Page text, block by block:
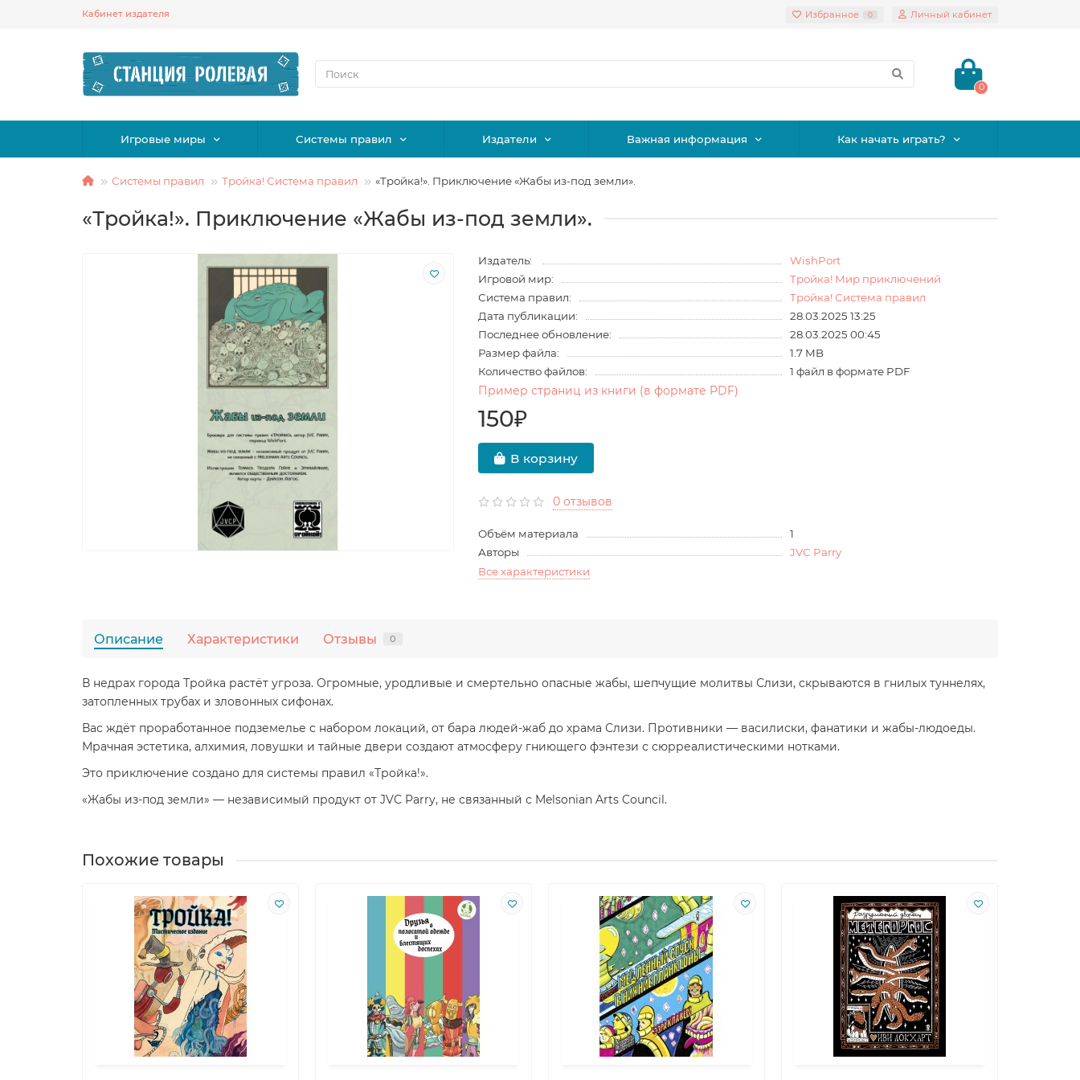
Кабинет издателя Избранное 0 Личный кабинет
0
Игровые миры Системы правил Издатели Важная информация Как начать играть?
Системы правил Тройка! Система правил «Тройка!». Приключение «Жабы из-под земли».
«Тройка!». Приключение «Жабы из-под земли».
Издатель:
WishPort
Игровой мир:
Тройка! Мир приключений
Система правил:
Тройка! Система правил
Дата публикации:
28.03.2025 13:25
Последнее обновление:
28.03.2025 00:45
Размер файла:
1.7 MB
Количество файлов:
1 файл в формате PDF
Пример страниц из книги (в формате PDF)
150₽
В корзину
0 отзывов
Объём материала
1
Авторы
JVC Parry
Все характеристики
Описание Характеристики Отзывы 0
В недрах города Тройка растёт угроза. Огромные, уродливые и смертельно опасные жабы, шепчущие молитвы Слизи, скрываются в гнилых туннелях,
затопленных трубах и зловонных сифонах.
Вас ждёт проработанное подземелье с набором локаций, от бара людей-жаб до храма Слизи. Противники — василиски, фанатики и жабы-людоеды.
Мрачная эстетика, алхимия, ловушки и тайные двери создают атмосферу гниющего фэнтези с сюрреалистическими нотками.
Это приключение создано для системы правил «Тройка!».
«Жабы из-под земли» — независимый продукт от JVC Parry, не связанный с Melsonian Arts Council.
Похожие товары